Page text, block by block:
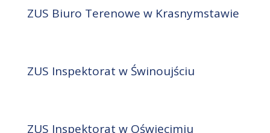
ZUS Biuro Terenowe w Krasnymstawie
ZUS Inspektorat w Świnoujściu
ZUS Inspektorat w Oświęcimiu